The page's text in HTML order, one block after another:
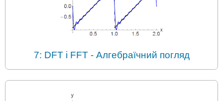
7: DFT і FFT - Алгебраїчний погляд